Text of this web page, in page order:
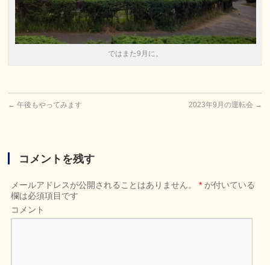
ではまた9月に。
← 午後もやってみます 2023年9月の運転会 →
コメントを残す
メールアドレスが公開されることはありません。 * が付いている
欄は必須項目です
コメント